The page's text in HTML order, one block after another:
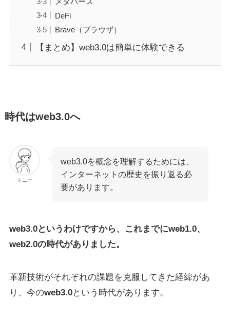
DeFi
Brave（ブラウザ）
【まとめ】web3.0は簡単に体験できる
時代はweb3.0へ
トニー
web3.0を概念を理解するためには、
インターネットの歴史を振り返る必
要があります。
web3.0というわけですから、これまでにweb1.0、
web2.0の時代がありました。
革新技術がそれぞれの課題を克服してきた経緯があ
り、今のweb3.0という時代があります。